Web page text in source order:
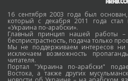
16 сентября 2003 года был основан,
который с декабря 2011 года
«Украина по-арабски».
Главный принцип нашей работы –
беспристрастность, подача только
Мы не поддерживаем интересов ни
исключаем возможность
читателя.
Портал "Украина по-арабски"
Востока, а также других